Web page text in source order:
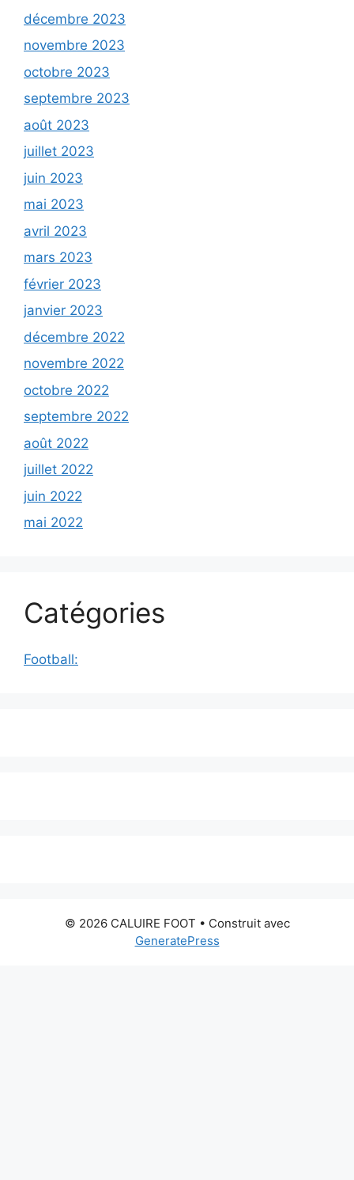
décembre 2023
novembre 2023
octobre 2023
septembre 2023
août 2023
juillet 2023
juin 2023
mai 2023
avril 2023
mars 2023
février 2023
janvier 2023
décembre 2022
novembre 2022
octobre 2022
septembre 2022
août 2022
juillet 2022
juin 2022
mai 2022
Catégories
Football:
© 2026 CALUIRE FOOT • Construit avec
GeneratePress